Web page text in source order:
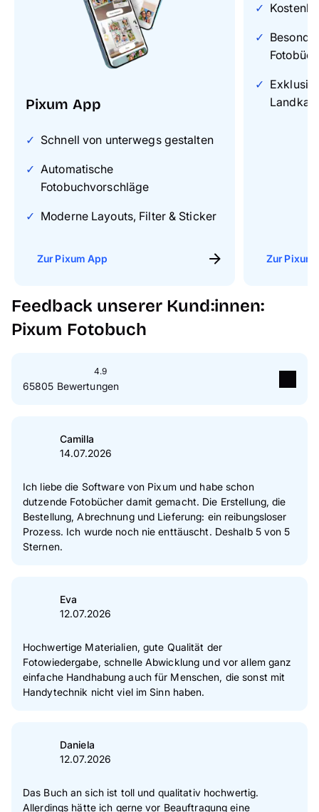
Pixum App
Schnell von unterwegs gestalten
Automatische
Fotobuchvorschläge
Moderne Layouts, Filter & Sticker
Zur Pixum App Zur Pixum
Feedback unserer Kund:innen:
Pixum Fotobuch
4.9
65805 Bewertungen
Sterne
Sterne
2 Sterne
1 Sterne 0 %
Zur Echtheit der Bewertungen
Camilla
14.07.2026
Ich liebe die Software von Pixum und habe schon
dutzende Fotobücher damit gemacht. Die Erstellung, die
Bestellung, Abrechnung und Lieferung: ein reibungsloser
Prozess. Ich wurde noch nie enttäuscht. Deshalb 5 von 5
Sternen.
Eva
12.07.2026
Hochwertige Materialien, gute Qualität der
Fotowiedergabe, schnelle Abwicklung und vor allem ganz
einfache Handhabung auch für Menschen, die sonst mit
Handytechnik nicht viel im Sinn haben.
Daniela
12.07.2026
Das Buch an sich ist toll und qualitativ hochwertig.
Allerdings hätte ich gerne vor Beauftragung eine